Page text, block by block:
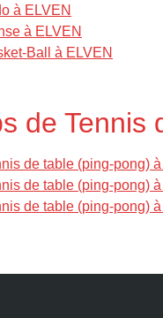
à ELVEN
à ELVEN
Ball à ELVEN
de Tennis
de table (ping-pong)
de table (ping-pong)
de table (ping-pong)